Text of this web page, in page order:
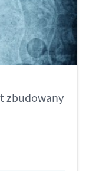
zbudowany